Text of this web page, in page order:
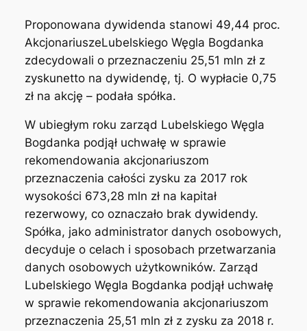
Proponowana dywidenda stanowi 49,44 proc.
AkcjonariuszeLubelskiego Węgla Bogdanka
zdecydowali o przeznaczeniu 25,51 mln zł z
zyskunetto na dywidendę, tj. O wypłacie 0,75
zł na akcję – podała spółka.
W ubiegłym roku zarząd Lubelskiego Węgla
Bogdanka podjął uchwałę w sprawie
rekomendowania akcjonariuszom
przeznaczenia całości zysku za 2017 rok
wysokości 673,28 mln zł na kapitał
rezerwowy, co oznaczało brak dywidendy.
Spółka, jako administrator danych osobowych,
decyduje o celach i sposobach przetwarzania
danych osobowych użytkowników. Zarząd
Lubelskiego Węgla Bogdanka podjął uchwałę
w sprawie rekomendowania akcjonariuszom
przeznaczenia 25,51 mln zł z zysku za 2018 r.